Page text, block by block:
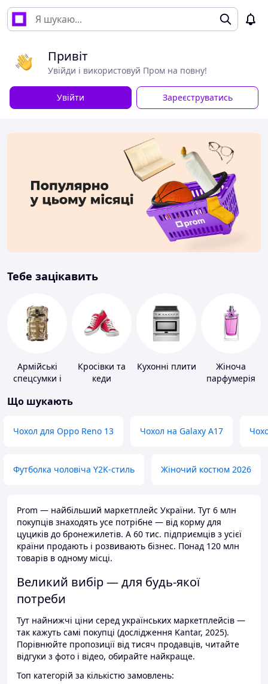
Привіт
Увійди і використовуй Пром на повну!
Увійти Зареєструватись
Тебе зацікавить
Армійські
спецсумки і
Кросівки та
кеди
Кухонні плити
Жіноча
парфумерія
Що шукають
Чохол для Oppo Reno 13 Чохол на Galaxy A17
Футболка чоловіча Y2K-стиль Жіночий костюм 2026
Prom — найбільший маркетплейс України. Тут 6 млн
покупців знаходять усе потрібне — від корму для
цуциків до бронежилетів. А 60 тис. підприємців з усієї
країни продають і розвивають бізнес. Понад 120 млн
товарів в одному місці.
Великий вибір — для будь-якої
потреби
Тут найнижчі ціни серед українських маркетплейсів —
так кажуть самі покупці (дослідження Kantar, 2025).
Порівнюйте пропозиції від тисяч продавців, читайте
відгуки з фото і відео, обирайте найкраще.
Топ категорій за кількістю замовлень: